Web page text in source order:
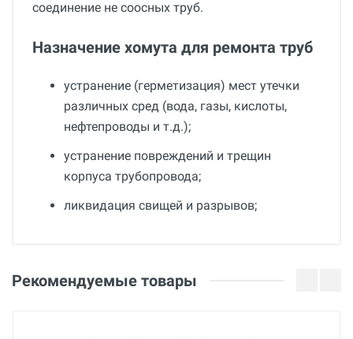
соединение не соосных труб.
Назначение хомута для ремонта труб
устранение (герметизация) мест утечки
различных сред (вода, газы, кислоты,
нефтепроводы и т.д.);
устранение повреждений и трещин
корпуса трубопровода;
ликвидация свищей и разрывов;
36 месяцев
Оценка
Рекомендуемые товары